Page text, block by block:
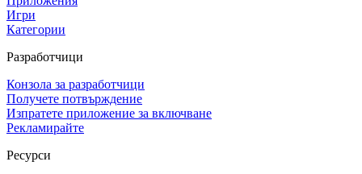
Игри
Категории
Разработчици
Конзола за разработчици
Получете потвърждение
Изпратете приложение за включване
Рекламирайте
Ресурси